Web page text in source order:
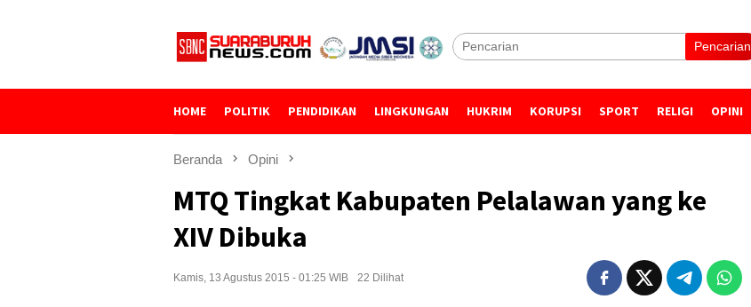
Pencarian
HOME POLITIK PENDIDIKAN LINGKUNGAN HUKRIM KORUPSI SPORT RELIGI OPINI
Beranda Opini
MTQ Tingkat Kabupaten Pelalawan yang ke
XIV Dibuka
Kamis, 13 Agustus 2015 - 01:25 WIB 22 Dilihat